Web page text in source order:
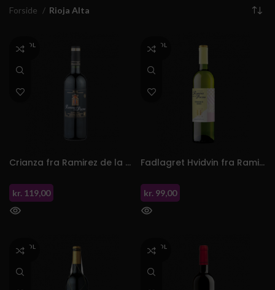
Forside
Rioja Alta
UDSOL
GT
Crianza fra Ramirez de la Piscina
kr. 119,00
UDSOL
GT
Fadlagret Hvidvin fra Ramirez de la Piscina
kr. 99,00
UDSOL
GT
UDSOL
GT